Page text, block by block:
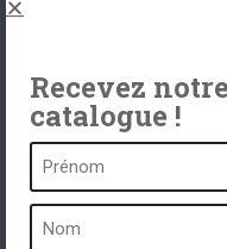
Qu’est-ce qu’un spa ?
Recevez notre
catalogue !